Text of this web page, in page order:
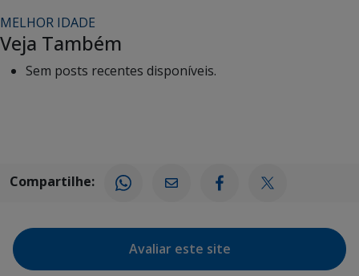
MELHOR IDADE
Veja Também
Sem posts recentes disponíveis.
Compartilhe:
Avaliar este site